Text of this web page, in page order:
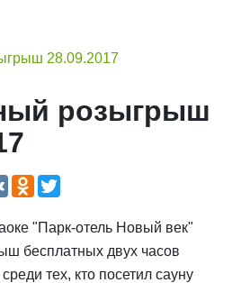
розыгрыш
VK Odnoklassniki
"Парк-отель Новый век"
бесплатных двух часов
тех, кто посетил сауну